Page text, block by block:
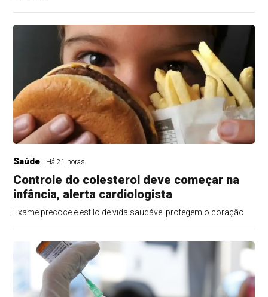
Saúde Há 21 horas
Controle do colesterol deve começar na
infância, alerta cardiologista
Exame precoce e estilo de vida saudável protegem o coração